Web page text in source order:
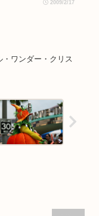
2009/2/17
・ワンダー・クリス